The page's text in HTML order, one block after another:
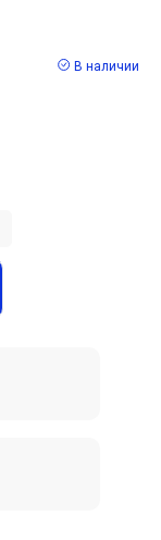
В наличии